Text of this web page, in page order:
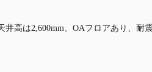
高は2,600mm、OAフロアあり、耐